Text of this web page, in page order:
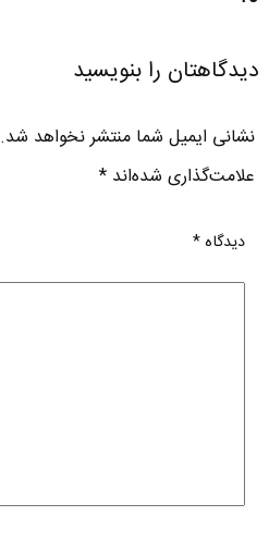
دیدگاهتان را بنویسید
نشانی ایمیل شما منتشر نخواهد شد.
علامت‌گذاری شده‌اند*
دیدگاه*